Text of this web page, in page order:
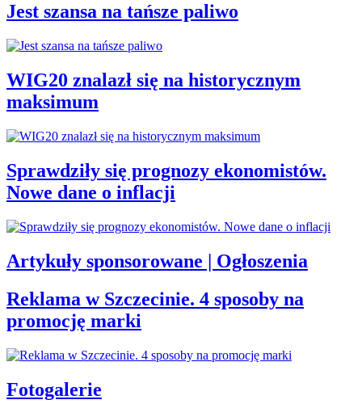
Jest szansa na tańsze paliwo
WIG20 znalazł się na historycznym
maksimum
Sprawdziły się prognozy ekonomistów.
Nowe dane o inflacji
Artykuły sponsorowane | Ogłoszenia
Reklama w Szczecinie. 4 sposoby na
promocję marki
Fotogalerie